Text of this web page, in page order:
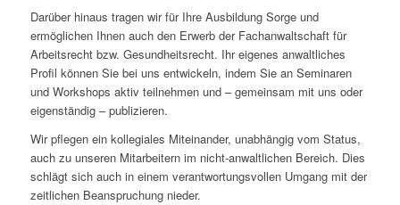
Darüber hinaus tragen wir für Ihre Ausbildung Sorge und
ermöglichen Ihnen auch den Erwerb der Fachanwaltschaft für
Arbeitsrecht bzw. Gesundheitsrecht. Ihr eigenes anwaltliches
Profil können Sie bei uns entwickeln, indem Sie an Seminaren
und Workshops aktiv teilnehmen und – gemeinsam mit uns oder
eigenständig – publizieren.
Wir pflegen ein kollegiales Miteinander, unabhängig vom Status,
auch zu unseren Mitarbeitern im nicht-anwaltlichen Bereich. Dies
schlägt sich auch in einem verantwortungsvollen Umgang mit der
zeitlichen Beanspruchung nieder.